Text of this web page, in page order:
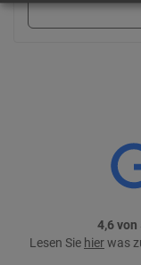
4,6 von
Lesen Sie hierwas